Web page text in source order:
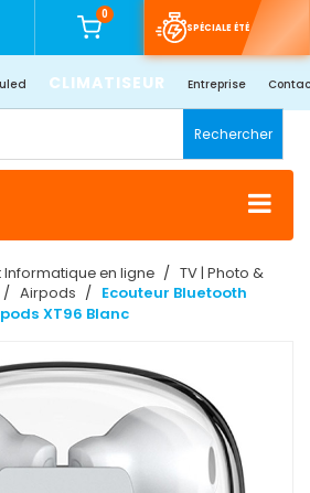
0
SPÉCIALE ÉTÉ
CLIMATISEUR Entreprise
Rechercher
Informatique en ligne
TV | Photo &
Airpods
Ecouteur Bluetooth
XT96 Blanc